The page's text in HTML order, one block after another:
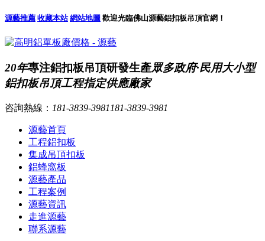
源藝推薦 收藏本站 網站地圖 歡迎光臨佛山源藝鋁扣板吊頂官網！
20年專注鋁扣板吊頂研發生產眾多政府·民用大小型
鋁扣板吊頂工程指定供應廠家
咨詢熱線： 181-3839-3981 181-3839-3981
源藝首頁
工程鋁扣板
集成吊頂扣板
鋁蜂窩板
源藝產品
工程案例
源藝資訊
走進源藝
聯系源藝